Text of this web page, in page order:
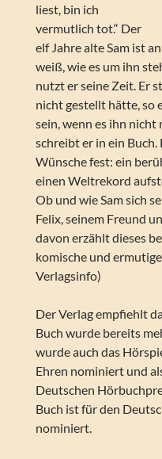
liest, bin ich
vermutlich tot.“ Der
elf Jahre alte Sam ist
weiß, wie es um ihn
nutzt er seine Zeit. Er
nicht gestellt hätte, so
sein, wenn es ihn
schreibt er in ein
Wünsche fest: ein
einen Weltrekord
Ob und wie Sam sich
Felix, seinem Freund
davon erzählt dieses
komische und
Verlagsinfo)
Der Verlag empfiehlt
Buch wurde bereits
wurde auch das
Ehren nominiert und
Deutschen
Buch ist für den
nominiert.